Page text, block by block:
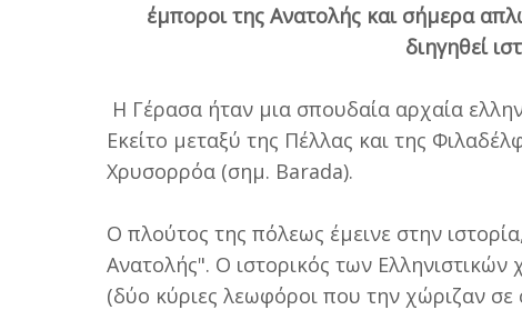
έμποροι της Ανατολής και σήμερα
διηγηθεί
Η Γέρασα ήταν μια σπουδαία αρχαία
Εκείτο μεταξύ της Πέλλας και της
Χρυσορρόα (σημ. Barada).
Ο πλούτος της πόλεως έμεινε στην
Ανατολής". Ο ιστορικός των
(δύο κύριες λεωφόροι που την χώριζαν